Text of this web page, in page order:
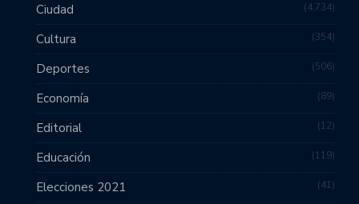
Ciudad 4,734
Cultura 354
Deportes 506
Economía 89
Editorial 12
Educación 119
Elecciones 2021 41